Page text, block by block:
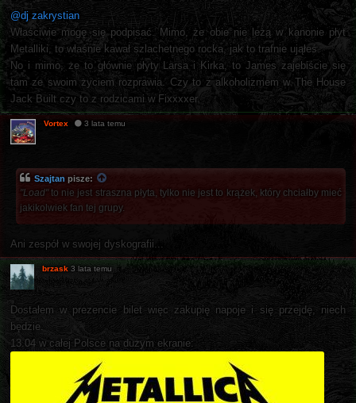
@dj zakrystian
Właściwie mogę się podpisać. Mimo, że obie nie leżą w kanonie płyt
Metalliki, to właśnie kawał szlachetnego rocka, jak to trafnie ująłeś.
No i mimo, że to głównie płyty Larsa i Kirka, to James zajebiście się
tam ze swoim życiem rozprawia. Czy to z alkoholizmem w The House
Jack Built czy to z rodzicami w Fixxxxer.
Vortex 3 lata temu
Szajtan pisze:
"Load"to nie jest straszna płyta, tylko nie jest to krążek, który chciałby mieć
jakikolwiek fan tej grupy.
Ani zespół w swojej dyskografii...
brzask 3 lata temu
Dostałem w prezencie bilet więc zakupię napoje i się przejdę, niech
będzie.
13.04 w całej Polsce na dużym ekranie: